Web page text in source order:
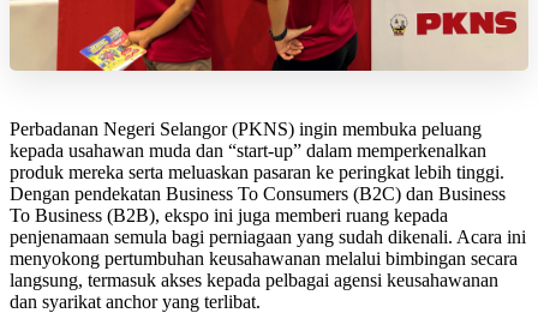
Perbadanan Negeri Selangor (PKNS) ingin membuka peluang
kepada usahawan muda dan “start-up” dalam memperkenalkan
produk mereka serta meluaskan pasaran ke peringkat lebih tinggi.
Dengan pendekatan Business To Consumers (B2C) dan Business
To Business (B2B), ekspo ini juga memberi ruang kepada
penjenamaan semula bagi perniagaan yang sudah dikenali. Acara ini
menyokong pertumbuhan keusahawanan melalui bimbingan secara
langsung, termasuk akses kepada pelbagai agensi keusahawanan
dan syarikat anchor yang terlibat.